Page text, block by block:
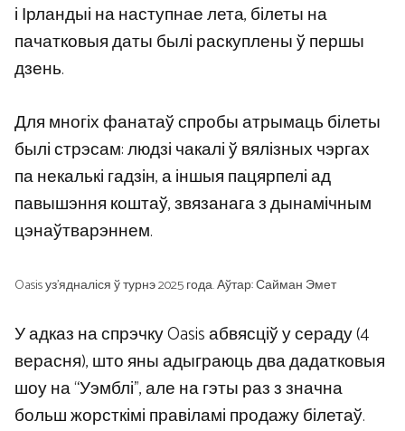
і Ірландыі на наступнае лета, білеты на
пачатковыя даты былі раскуплены ў першы
дзень.
Для многіх фанатаў спробы атрымаць білеты
былі стрэсам: людзі чакалі ў вялізных чэргах
па некалькі гадзін, а іншыя пацярпелі ад
павышэння коштаў, звязанага з дынамічным
цэнаўтварэннем.
Oasis уз’ядналіся ў турнэ 2025 года. Аўтар: Сайман Эмет
У адказ на спрэчку Oasis абвясціў у сераду (4
верасня), што яны адыграюць два дадатковыя
шоу на “Уэмблі”, але на гэты раз з значна
больш жорсткімі правіламі продажу білетаў.